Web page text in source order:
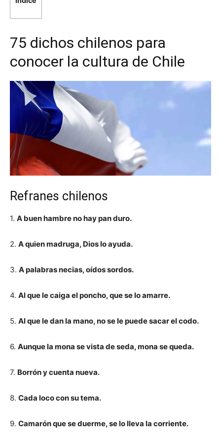
75 dichos chilenos para
conocer la cultura de Chile
Refranes chilenos
1. A buen hambre no hay pan duro.
2. A quien madruga, Dios lo ayuda.
3. A palabras necias, oídos sordos.
4. Al que le caiga el poncho, que se lo amarre.
5. Al que le dan la mano, no se le puede sacar el codo.
6. Aunque la mona se vista de seda, mona se queda.
7. Borrón y cuenta nueva.
8. Cada loco con su tema.
9. Camarón que se duerme, se lo lleva la corriente.